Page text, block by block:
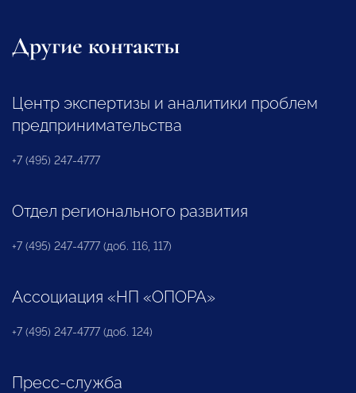
Другие контакты
Центр экспертизы и аналитики проблем
предпринимательства
+7 (495) 247-4777
Отдел регионального развития
+7 (495) 247-4777 (доб. 116, 117)
Ассоциация «НП «ОПОРА»
+7 (495) 247-4777 (доб. 124)
Пресс-служба